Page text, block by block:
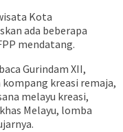
Kota
ada beberapa
mendatang.
Gurindam XII,
kreasi remaja,
melayu kreasi,
Melayu, lomba